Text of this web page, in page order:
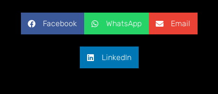
Facebook WhatsApp Email
LinkedIn